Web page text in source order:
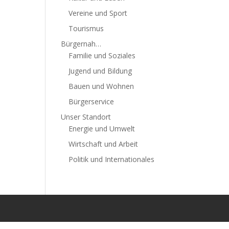
Vereine und Sport
Tourismus
Bürgernah…
Familie und Soziales
Jugend und Bildung
Bauen und Wohnen
Bürgerservice
Unser Standort
Energie und Umwelt
Wirtschaft und Arbeit
Politik und Internationales